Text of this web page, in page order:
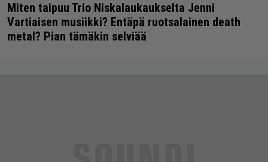
Miten taipuu Trio Niskalaukaukselta Jenni
Vartiaisen musiikki? Entäpä ruotsalainen death
metal? Pian tämäkin selviää